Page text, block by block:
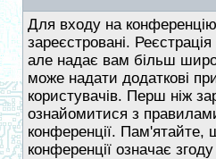
Для входу на
зареєстровані.
але надає вам більш
може надати додаткові
користувачів. Перш ніж
ознайомитися з
конференції. Пам'ятайте,
конференції означає